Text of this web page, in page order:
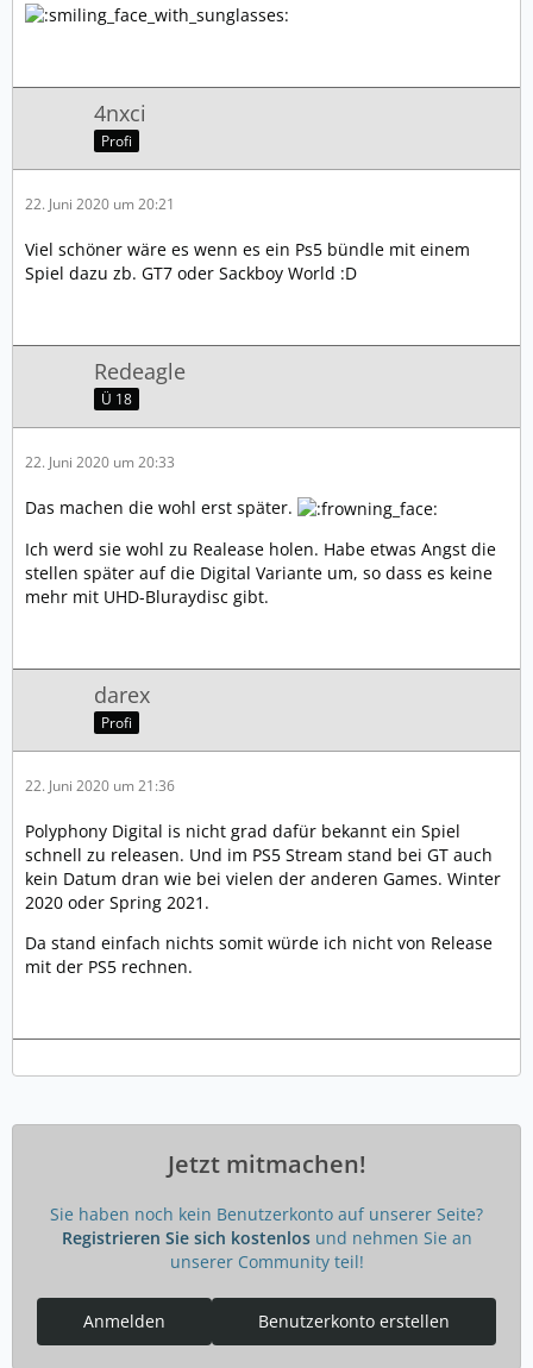
4nxci
Profi
22. Juni 2020 um 20:21
Viel schöner wäre es wenn es ein Ps5 bündle mit einem
Spiel dazu zb. GT7 oder Sackboy World :D
Redeagle
Ü 18
22. Juni 2020 um 20:33
Das machen die wohl erst später.
Ich werd sie wohl zu Realease holen. Habe etwas Angst die
stellen später auf die Digital Variante um, so dass es keine
mehr mit UHD-Bluraydisc gibt.
darex
Profi
22. Juni 2020 um 21:36
Polyphony Digital is nicht grad dafür bekannt ein Spiel
schnell zu releasen. Und im PS5 Stream stand bei GT auch
kein Datum dran wie bei vielen der anderen Games. Winter
2020 oder Spring 2021.
Da stand einfach nichts somit würde ich nicht von Release
mit der PS5 rechnen.
Jetzt mitmachen!
Sie haben noch kein Benutzerkonto auf unserer Seite?
Registrieren Sie sich kostenlosund nehmen Sie an
unserer Community teil!
Benutzerkonto erstellen
Anmelden